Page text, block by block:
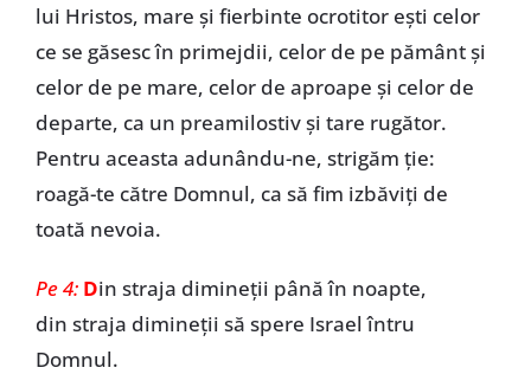
lui Hristos, mare şi fierbinte ocrotitor eşti celor
ce se găsesc în primejdii, celor de pe pământ şi
celor de pe mare, celor de aproape şi celor de
departe, ca un preamilostiv şi tare rugător.
Pentru aceasta adunându-ne, strigăm ţie:
roagă-te către Domnul, ca să fim izbăviţi de
toată nevoia.
Pe 4: Din straja dimineţii până în noapte,
din straja dimineţii să spere Israel întru
Domnul.